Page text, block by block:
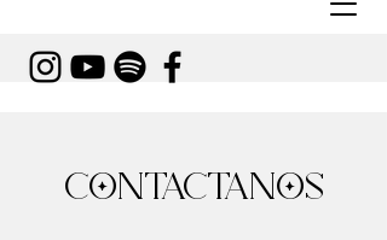
CONTÁCTANOS